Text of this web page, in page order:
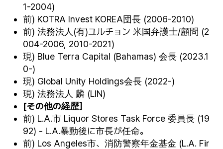
1-2004)
前) KOTRA Invest KOREA団長 (2006-2010)
前) 法務法人(有)ユルチョン 米国弁護士/顧問 (2
004-2006, 2010-2021)
現) Blue Terra Capital (Bahamas) 会長 (2023.1
0-)
現) Global Unity Holdings会長 (2022-)
現) 法務法人 麟 (LIN)
[その他の経歴］
前) L.A.市 Liquor Stores Task Force 委員長 (19
92) - L.A.暴動後に市長が任命。
前) Los Angeles市、消防警察年金基金 (L.A. Fir